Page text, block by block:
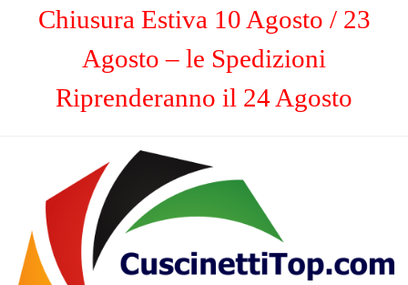
Chiusura Estiva 10 Agosto / 23
Agosto – le Spedizioni
Riprenderanno il 24 Agosto